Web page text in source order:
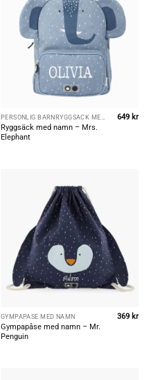
Ryggsäck med namn – Mrs.
Elephant
649kr
GYMPAPÅSE MED NAMN
Gympapåse med namn – Mr.
Penguin
369 kr